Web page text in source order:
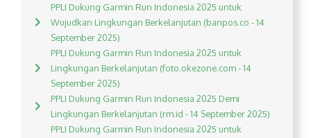
PPLI Dukung Garmin Run Indonesia 2025 untuk
Wujudkan Lingkungan Berkelanjutan (banpos.co - 14
September 2025)
PPLI Dukung Garmin Run Indonesia 2025 untuk
Lingkungan Berkelanjutan (foto.okezone.com - 14
September 2025)
PPLI Dukung Garmin Run Indonesia 2025 Demi
Lingkungan Berkelanjutan (rm.id - 14 September 2025)
PPLI Dukung Garmin Run Indonesia 2025 untuk